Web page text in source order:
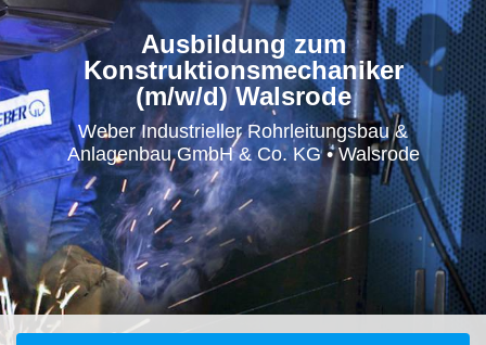
Ausbildung zum
Konstruktionsmechaniker
(m/w/d) Walsrode
Weber Industrieller Rohrleitungsbau &
Anlagenbau GmbH & Co. KG • Walsrode